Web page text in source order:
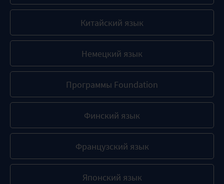
Китайский язык
Немецкий язык
Программы Foundation
Финский язык
Французский язык
Японский язык